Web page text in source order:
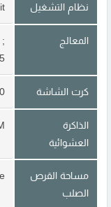
نظام التشغيل
المعالج
كرت الشاشة
الذاكرة
العشوائية
مساحة القرص
الصلب